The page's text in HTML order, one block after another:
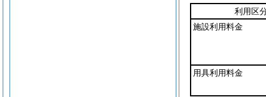
利用区
施設利用料金
用具利用料金